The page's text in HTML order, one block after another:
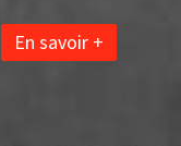
En savoir +